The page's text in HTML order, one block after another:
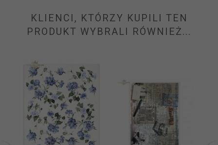
KLIENCI, KTÓRZY KUPILI TEN
PRODUKT WYBRALI RÓWNIEŻ...